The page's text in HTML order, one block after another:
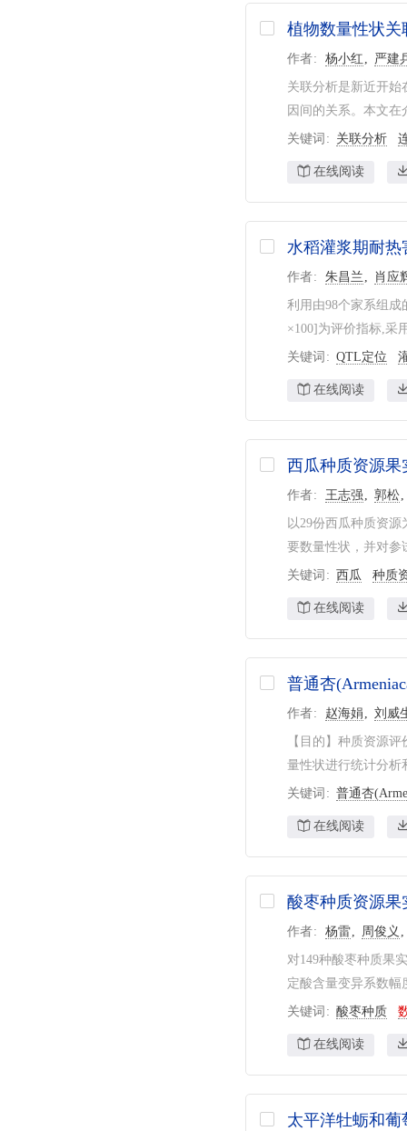
植物数量性状
作者 杨小红 严建
关联分析是新近开
因间的关系。本文
关键词 关联分析
在线阅读
水稻灌浆期耐
作者 朱昌兰 肖应
利用由98个家系组成
×100]为评价指标,采
关键词 QTL定位
在线阅读
西瓜种质资源
作者 王志强 郭松
以29份西瓜种质资
要数量性状，并对参
关键词 西瓜 种质
在线阅读
普通杏
作者 赵海娟 刘威
【目的】种质资源
量性状进行统计分析
关键词 普通杏
在线阅读
酸枣种质资源
作者 杨雷 周俊义
对149种酸枣种质果
定酸含量变异系数幅
关键词 酸枣种质
在线阅读
太平洋牡蛎和